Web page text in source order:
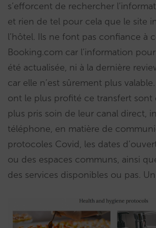
s’efforcent de rechercher
et rien de tel pour cela que le site
l’hôtel. Ils ne font pas confiance à
Booking.com car l’information
été actualisée, ni à la dernière
car elle n’est sûrement plus
ont le plus profité ce transfert
plus pris soin de leur canal direct,
téléphone, en matière de
protocoles Covid, les dates
ou des espaces communs, ainsi
des services disponibles ou pas.